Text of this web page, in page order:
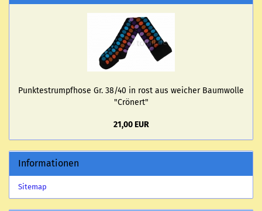
Punk­te­strumpf­ho­se Gr. 38/40 in rost aus wei­cher Baum­wol­le
"Crö­nert"
21,00 EUR
Informationen
Sitemap